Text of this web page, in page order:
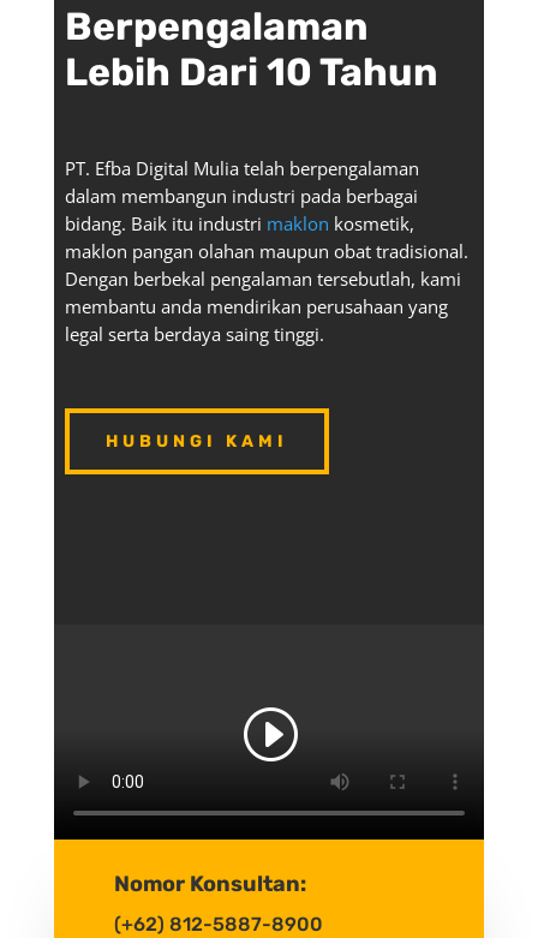
Berpengalaman
Lebih Dari 10 Tahun
PT. Efba Digital Mulia telah berpengalaman
dalam membangun industri pada berbagai
bidang. Baik itu industri maklon kosmetik,
maklon pangan olahan maupun obat tradisional.
Dengan berbekal pengalaman tersebutlah, kami
membantu anda mendirikan perusahaan yang
legal serta berdaya saing tinggi.
HUBUNGI KAMI
Nomor Konsultan:
(+62) 812-5887-8900